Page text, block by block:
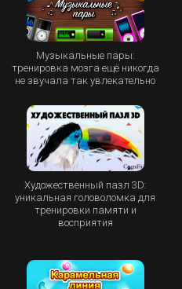
Музыкальные пары:
тренировка мозга ещё никогда
не звучала так увлекательно
Художественный пазл 3D:
уникальная головоломка для
тренировки памяти и
восприятия